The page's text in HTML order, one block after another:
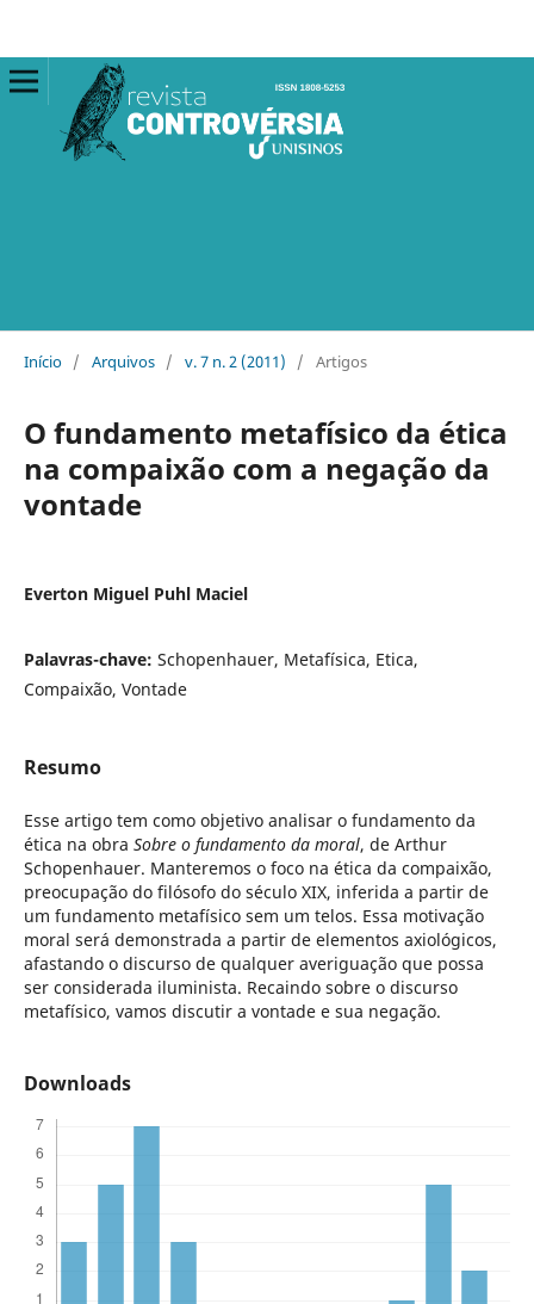
Início / Arquivos / v. 7 n. 2 (2011) / Artigos
O fundamento metafísico da ética
na compaixão com a negação da
vontade
Everton Miguel Puhl Maciel
Palavras-chave: Schopenhauer, Metafísica, Etica,
Compaixão, Vontade
Resumo
Esse artigo tem como objetivo analisar o fundamento da
ética na obra Sobre o fundamento da moral, de Arthur
Schopenhauer. Manteremos o foco na ética da compaixão,
preocupação do filósofo do século XIX, inferida a partir de
um fundamento metafísico sem um telos. Essa motivação
moral será demonstrada a partir de elementos axiológicos,
afastando o discurso de qualquer averiguação que possa
ser considerada iluminista. Recaindo sobre o discurso
metafísico, vamos discutir a vontade e sua negação.
Downloads